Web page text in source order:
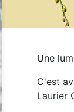
Une
C'est
Laurier